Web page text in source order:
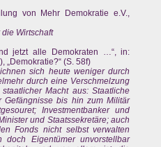
von Mehr Demokratie e.V.,
Wirtschaft
jetzt alle Demokraten …“, in:
„Demokratie?“ (S. 58f)
sich heute weniger durch
durch eine Verschmelzung
Macht aus: Staatliche
Gefängnisse bis hin zum Militär
Investmentbanker und
und Staatssekretäre; auch
Fonds nicht selbst verwalten
Eigentümer unvorstellbar